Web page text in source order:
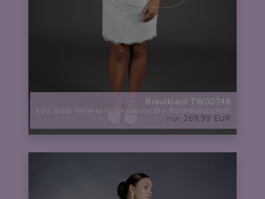
Brautkleid TW0074B
kurz Spitze Taillenband Standesamt Etui Rundhalsausschnitt
nur 269,99 EUR